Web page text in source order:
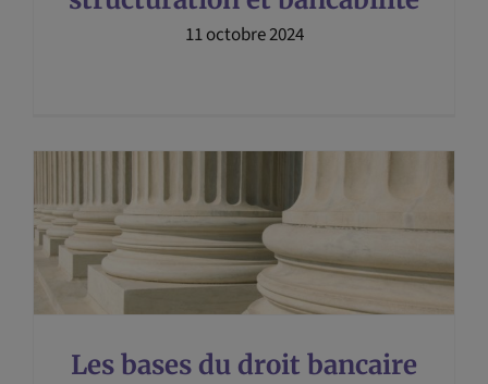
11 octobre 2024
Les bases du droit bancaire